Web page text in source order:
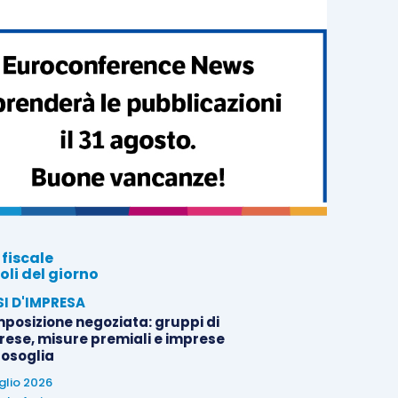
del giorno
D'IMPRESA
negoziata: gruppi di
misure premiali e imprese
2026